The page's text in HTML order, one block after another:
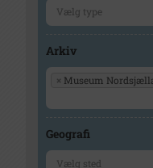
Arkiv
× Museum
Geografi